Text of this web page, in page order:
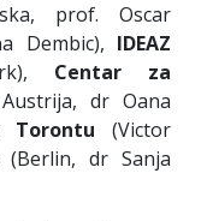
prof. Oscar
Dembic), IDEAZ
Centar za
dr Oana
Torontu (Victor
(Berlin, dr Sanja